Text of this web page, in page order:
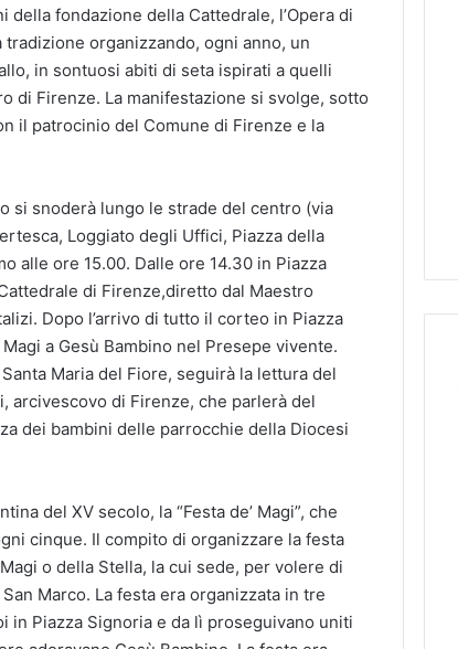
fondazione della Cattedrale, l’Opera di
organizzando, ogni anno, un
in sontuosi abiti di seta ispirati a quelli
di Firenze. La manifestazione si svolge, sotto
il patrocinio del Comune di Firenze e la
si snoderà lungo le strade del centro (via
Loggiato degli Uffici, Piazza della
alle ore 15.00. Dalle ore 14.30 in Piazza
di Firenze,diretto dal Maestro
Dopo l’arrivo di tutto il corteo in Piazza
a Gesù Bambino nel Presepe vivente.
Maria del Fiore, seguirà la lettura del
arcivescovo di Firenze, che parlerà del
dei bambini delle parrocchie della Diocesi
del XV secolo, la “Festa de’ Magi”, che
cinque. Il compito di organizzare la festa
o della Stella, la cui sede, per volere di
Marco. La festa era organizzata in tre
Piazza Signoria e da lì proseguivano uniti